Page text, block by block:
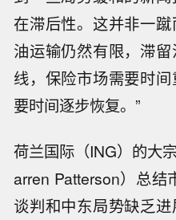
在滞后性。这并非一
油运输仍然有限，滞
线，保险市场需要时
要时间逐步恢复。”
荷兰国际（ING）的大
arren Patterson）总结
谈判和中东局势缺乏